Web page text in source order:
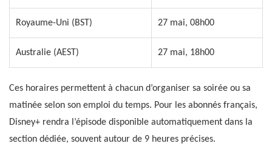
Royaume-Uni (BST) 27 mai, 08h00
Australie (AEST) 27 mai, 18h00
Ces horaires permettent à chacun d’organiser sa soirée ou sa
matinée selon son emploi du temps. Pour les abonnés français,
Disney+ rendra l’épisode disponible automatiquement dans la
section dédiée, souvent autour de 9 heures précises.